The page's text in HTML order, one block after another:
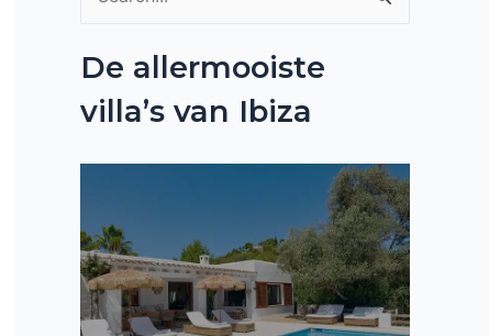
e
k
r
:
De allermooiste
villa’s van Ibiza